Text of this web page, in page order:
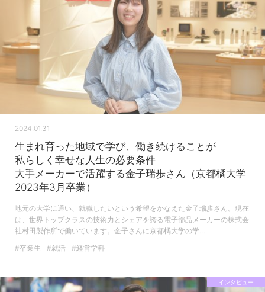
2024.01.31
生まれ育った地域で学び、働き続けることが
私らしく幸せな人生の必要条件
大手メーカーで活躍する金子瑞歩さん（京都橘大学
2023年3月卒業）
地元の大学に通い、就職したいという希望をかなえた金子瑞歩さん。現在
は、世界トップクラスの技術力とシェアを誇る電子部品メーカーの株式会
社村田製作所で働いています。金子さんに京都橘大学の学…
#卒業生
#就活 #経営学科
インタビュー